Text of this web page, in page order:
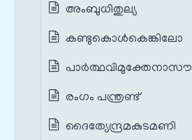
അംബുധിതുല്യ
കണ്ടുകൊള്‍കെങ്കിലോ
പാർത്ഥവിമുക്തേനാസൗ
രംഗം പന്ത്രണ്ട്‌
ദൈത്യേന്ദ്രമകുടമണി